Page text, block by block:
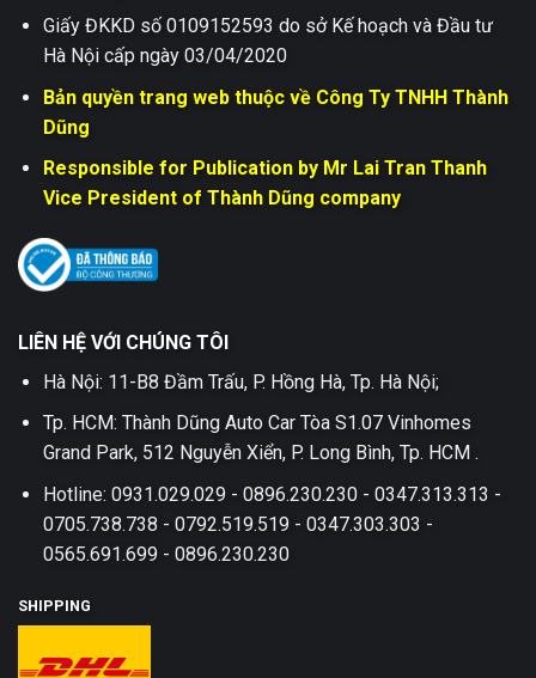
Giấy ĐKKD số 0109152593 do sở Kế hoạch và Đầu tư
Hà Nội cấp ngày 03/04/2020
Bản quyền trang web thuộc về Công Ty TNHH Thành
Dũng
Responsible for Publication by Mr Lai Tran Thanh
Vice President of Thành Dũng company
LIÊN HỆ VỚI CHÚNG TÔI
Hà Nội: 11-B8 Đầm Trấu, P. Hồng Hà, Tp. Hà Nội;
Tp. HCM: Thành Dũng Auto Car Tòa S1.07 Vinhomes
Grand Park, 512 Nguyễn Xiển, P. Long Bình, Tp. HCM .
Hotline: 0931.029.029 - 0896.230.230 - 0347.313.313 -
0705.738.738 - 0792.519.519 - 0347.303.303 -
0565.691.699 - 0896.230.230
SHIPPING